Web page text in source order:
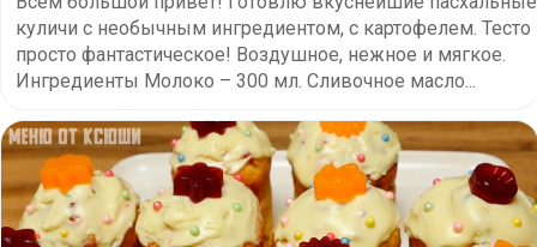
куличи с необычным ингредиентом, с картофелем. Тесто
просто фантастическое! Воздушное, нежное и мягкое.
Ингредиенты Молоко – 300 мл. Сливочное масло...